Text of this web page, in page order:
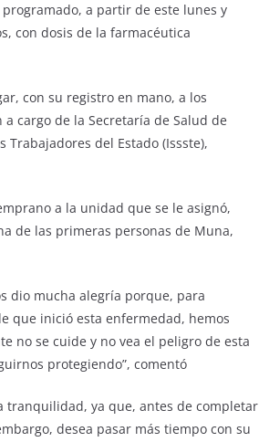
a partir de este lunes y
con dosis de la farmacéutica
con su registro en mano, a los
cargo de la Secretaría de Salud de
Trabajadores del Estado (Issste),
a la unidad que se le asignó,
de las primeras personas de Muna,
dio mucha alegría porque, para
que inició esta enfermedad, hemos
no se cuide y no vea el peligro de esta
protegiendo”, comentó
tranquilidad, ya que, antes de completar
desea pasar más tiempo con su